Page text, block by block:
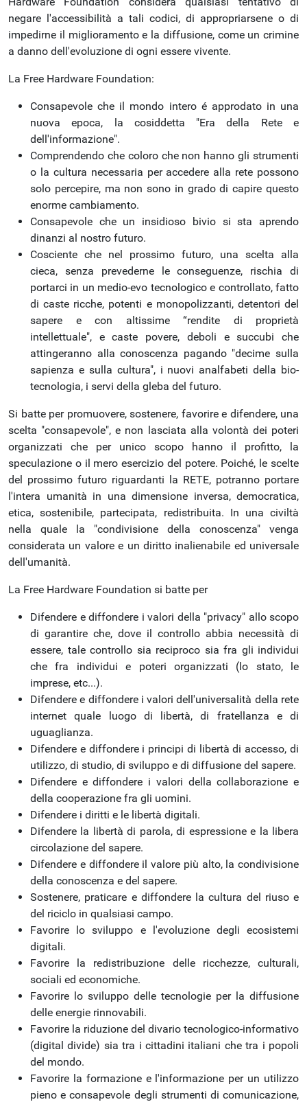
negare l'accessibilità a tali codici, di appropriarsene o di
impedirne il miglioramento e la diffusione, come un crimine
a danno dell'evoluzione di ogni essere vivente.
La Free Hardware Foundation:
Consapevole che il mondo intero é approdato in una
nuova epoca, la cosiddetta "Era della Rete e
dell'informazione".
Comprendendo che coloro che non hanno gli strumenti
o la cultura necessaria per accedere alla rete possono
solo percepire, ma non sono in grado di capire questo
enorme cambiamento.
Consapevole che un insidioso bivio si sta aprendo
dinanzi al nostro futuro.
Cosciente che nel prossimo futuro, una scelta alla
cieca, senza prevederne le conseguenze, rischia di
portarci in un medio-evo tecnologico e controllato, fatto
di caste ricche, potenti e monopolizzanti, detentori del
sapere e con altissime “rendite di proprietà
intellettuale", e caste povere, deboli e succubi che
attingeranno alla conoscenza pagando "decime sulla
sapienza e sulla cultura", i nuovi analfabeti della bio-
tecnologia, i servi della gleba del futuro.
Si batte per promuovere, sostenere, favorire e difendere, una
scelta "consapevole", e non lasciata alla volontà dei poteri
organizzati che per unico scopo hanno il profitto, la
speculazione o il mero esercizio del potere. Poiché, le scelte
del prossimo futuro riguardanti la RETE, potranno portare
l'intera umanità in una dimensione inversa, democratica,
etica, sostenibile, partecipata, redistribuita. In una civiltà
nella quale la "condivisione della conoscenza" venga
considerata un valore e un diritto inalienabile ed universale
dell'umanità.
La Free Hardware Foundation si batte per
Difendere e diffondere i valori della "privacy" allo scopo
di garantire che, dove il controllo abbia necessità di
essere, tale controllo sia reciproco sia fra gli individui
che fra individui e poteri organizzati (lo stato, le
imprese, etc...).
Difendere e diffondere i valori dell'universalità della rete
internet quale luogo di libertà, di fratellanza e di
uguaglianza.
Difendere e diffondere i principi di libertà di accesso, di
utilizzo, di studio, di sviluppo e di diffusione del sapere.
Difendere e diffondere i valori della collaborazione e
della cooperazione fra gli uomini.
Difendere i diritti e le libertà digitali.
Difendere la libertà di parola, di espressione e la libera
circolazione del sapere.
Difendere e diffondere il valore più alto, la condivisione
della conoscenza e del sapere.
Sostenere, praticare e diffondere la cultura del riuso e
del riciclo in qualsiasi campo.
Favorire lo sviluppo e l'evoluzione degli ecosistemi
digitali.
Favorire la redistribuzione delle ricchezze, culturali,
sociali ed economiche.
Favorire lo sviluppo delle tecnologie per la diffusione
delle energie rinnovabili.
Favorire la riduzione del divario tecnologico-informativo
(digital divide) sia tra i cittadini italiani che tra i popoli
del mondo.
Favorire la formazione e l'informazione per un utilizzo
pieno e consapevole degli strumenti di comunicazione,